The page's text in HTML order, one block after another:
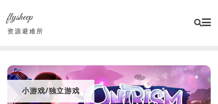
content
flysheep
资源避难所
小游戏/独立游戏